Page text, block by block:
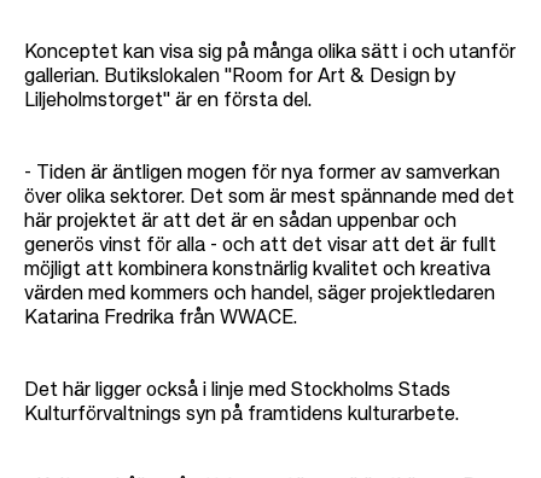
Konceptet kan visa sig på många olika sätt i och utanför
gallerian. Butikslokalen "Room for Art & Design by
Liljeholmstorget" är en första del.
- Tiden är äntligen mogen för nya former av samverkan
över olika sektorer. Det som är mest spännande med det
här projektet är att det är en sådan uppenbar och
generös vinst för alla - och att det visar att det är fullt
möjligt att kombinera konstnärlig kvalitet och kreativa
värden med kommers och handel, säger projektledaren
Katarina Fredrika från WWACE.
Det här ligger också i linje med Stockholms Stads
Kulturförvaltnings syn på framtidens kulturarbete.